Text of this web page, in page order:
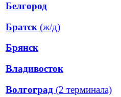
Белгород
Братск (ж/д)
Брянск
Владивосток
Волгоград (2 терминала)